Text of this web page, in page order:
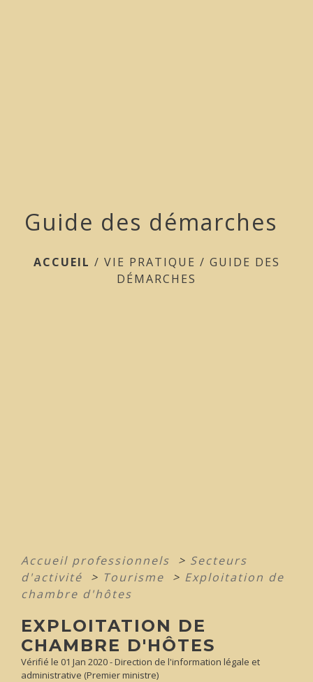
Guide des démarches
ACCUEIL / VIE PRATIQUE / GUIDE DES
DÉMARCHES
Accueil professionnels > Secteurs
d'activité
> Tourisme > Exploitation de
chambre d'hôtes
EXPLOITATION DE
CHAMBRE D'HÔTES
Vérifié le 01 Jan 2020 - Direction de l'information légale et
administrative (Premier ministre)